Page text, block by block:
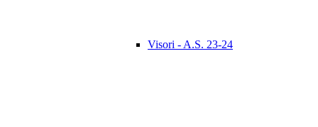
Visori - A.S. 23-24